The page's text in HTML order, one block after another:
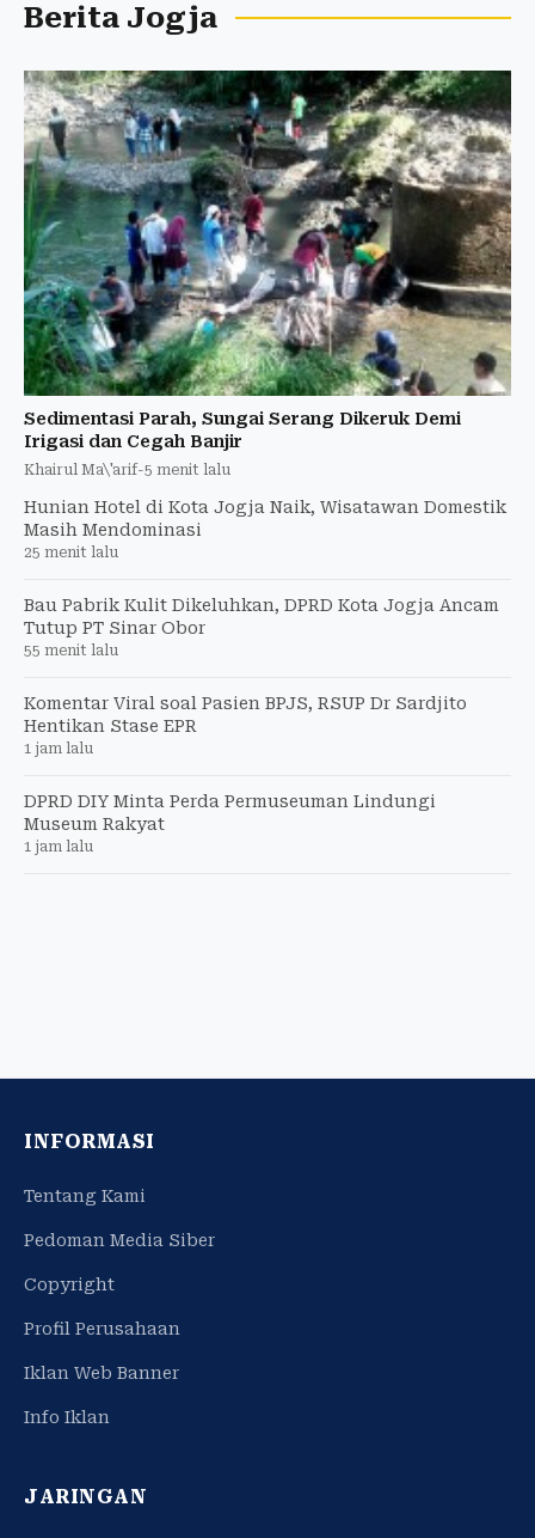
Berita Jogja
Sedimentasi Parah, Sungai Serang Dikeruk Demi
Irigasi dan Cegah Banjir
Khairul Ma\'arif-5 menit lalu
Hunian Hotel di Kota Jogja Naik, Wisatawan Domestik
Masih Mendominasi
25 menit lalu
Bau Pabrik Kulit Dikeluhkan, DPRD Kota Jogja Ancam
Tutup PT Sinar Obor
55 menit lalu
Komentar Viral soal Pasien BPJS, RSUP Dr Sardjito
Hentikan Stase EPR
1 jam lalu
DPRD DIY Minta Perda Permuseuman Lindungi
Museum Rakyat
1 jam lalu
INFORMASI
Tentang Kami
Pedoman Media Siber
Copyright
Profil Perusahaan
Iklan Web Banner
Info Iklan
JARINGAN